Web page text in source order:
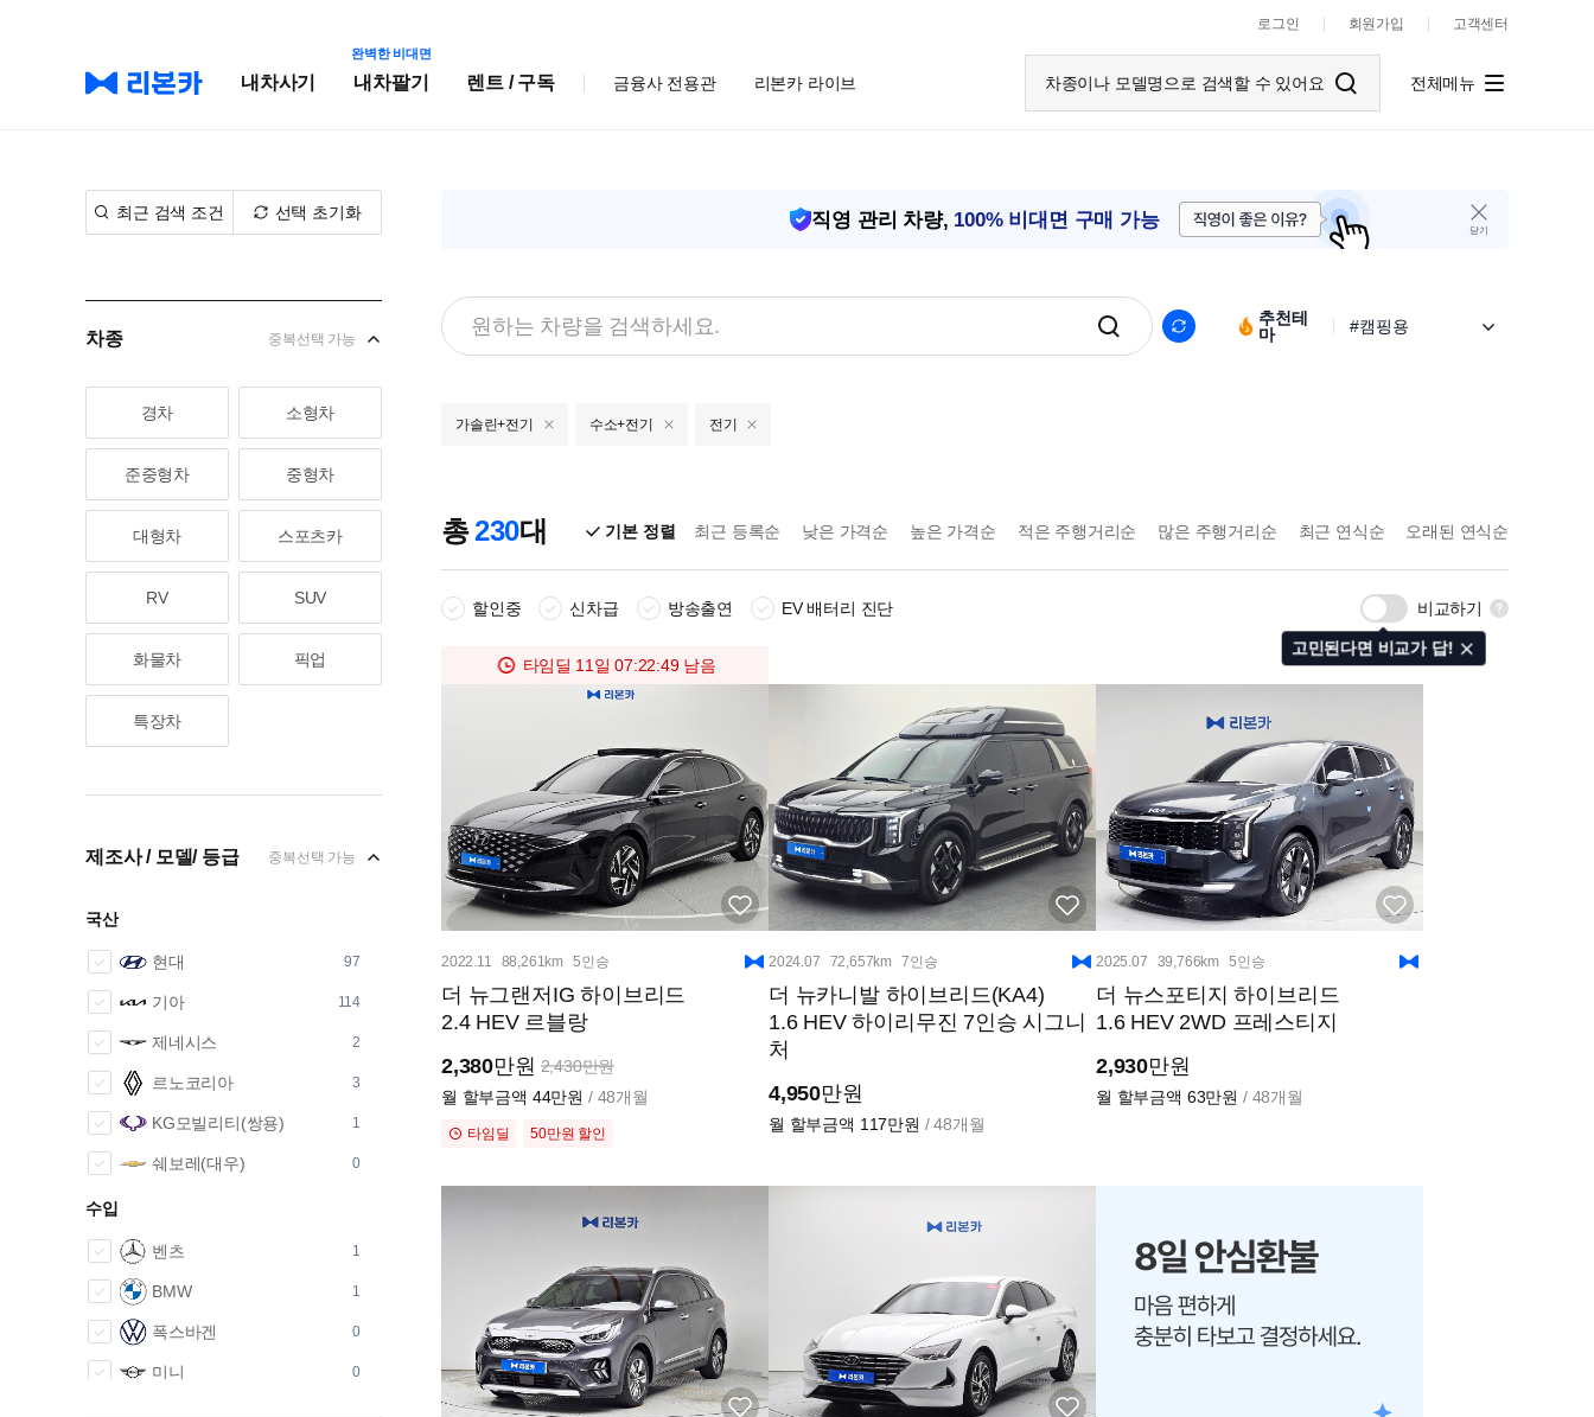
로그인 회원가입 고객센터
내차사기
완벽한 비대면
내차팔기 렌트 / 구독 금융사 전용관 리본카 라이브 차종이나 모델명으로 검색할 수 있어요 전체메뉴
최근 검색 조건 선택 초기화
차종 중복선택 가능
경차 소형차
준중형차 중형차
대형차 스포츠카
RV SUV
화물차 픽업
특장차
제조사 / 모델/ 등급 중복선택 가능
국산
현대 97
기아 114
제네시스 2
르노코리아 3
KG모빌리티(쌍용) 1
쉐보레(대우) 0
수입
벤츠 1
BMW 1
폭스바겐 0
미니 0
직영 관리 차량, 100% 비대면 구매 가능 닫기
추천테
마
#출퇴근용
#라이브상담가능
#2천만원대
#4천만원대
#5천만원이상
#썬루프
#열선핸들
#어라운드뷰
#HUD
가솔린+전기 수소+전기 전기
총230대 기본 정렬 최근 등록순 낮은 가격순 높은 가격순 적은 주행거리순 많은 주행거리순 최근 연식순 오래된 연식순
할인중 신차급 방송출연 EV 배터리 진단
고민된다면 비교가 답!
비교하기
타임딜 11일 07:22:48 남음
2022.11 88,261km 5인승
더 뉴그랜저IG 하이브리드
2.4 HEV 르블랑
2,380만원 2,430만원
월 할부금액 44만원 / 48개월
타임딜 50만원 할인
2024.07 72,657km 7인승
더 뉴카니발 하이브리드(KA4)
1.6 HEV 하이리무진 7인승 시그니
처
4,950만원
월 할부금액 117만원 / 48개월
2025.07 39,766km 5인승
더 뉴스포티지 하이브리드
1.6 HEV 2WD 프레스티지
2,930만원
월 할부금액 63만원 / 48개월